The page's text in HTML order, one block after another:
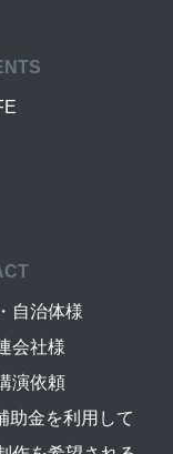
自治体様
会社様
演依頼
助金を利用して